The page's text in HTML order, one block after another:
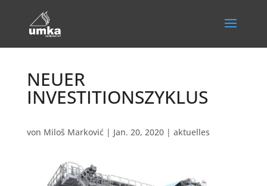
NEUER
INVESTITIONSZYKLUS
von Miloš Marković| Jan. 20, 2020| aktuelles